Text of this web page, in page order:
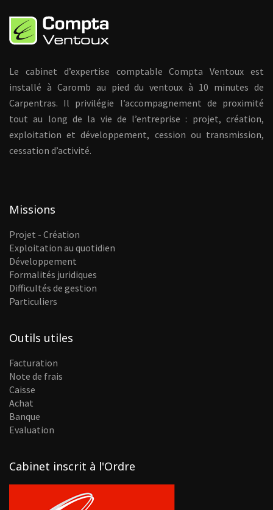
Le cabinet d’expertise comptable Compta Ventoux est
installé à Caromb au pied du ventoux à 10 minutes de
Carpentras. Il privilégie l’accompagnement de proximité
tout au long de la vie de l’entreprise : projet, création,
exploitation et développement, cession ou transmission,
cessation d’activité.
Missions
Projet - Création
Exploitation au quotidien
Développement
Formalités juridiques
Difficultés de gestion
Particuliers
Outils utiles
Facturation
Note de frais
Caisse
Achat
Banque
Evaluation
Cabinet inscrit à l'Ordre